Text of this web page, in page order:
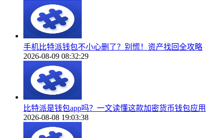
手机比特派钱包不小心删了？别慌！资产找回全攻略
2026-08-09 08:32:29
比特派是钱包app吗？一文读懂这款加密货币钱包应用
2026-08-08 19:03:38